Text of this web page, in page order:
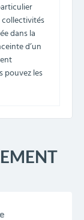
collectivités
dans la
d’un
pouvez les